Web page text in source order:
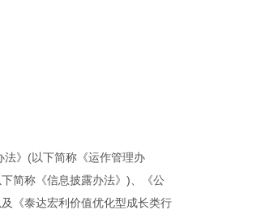
》(以下简称《运作管理办
简称《信息披露办法》)、《公
《泰达宏利价值优化型成长类行